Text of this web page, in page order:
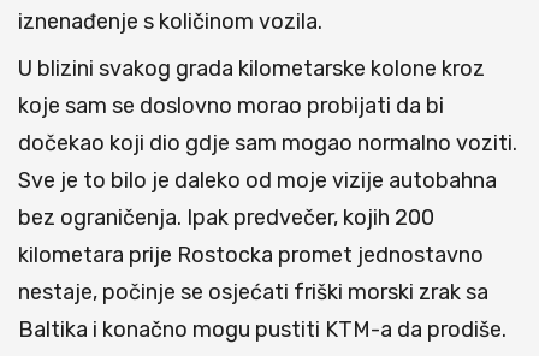
iznenađenje s količinom vozila.
U blizini svakog grada kilometarske kolone kroz
koje sam se doslovno morao probijati da bi
dočekao koji dio gdje sam mogao normalno voziti.
Sve je to bilo je daleko od moje vizije autobahna
bez ograničenja. Ipak predvečer, kojih 200
kilometara prije Rostocka promet jednostavno
nestaje, počinje se osjećati friški morski zrak sa
Baltika i konačno mogu pustiti KTM-a da prodiše.